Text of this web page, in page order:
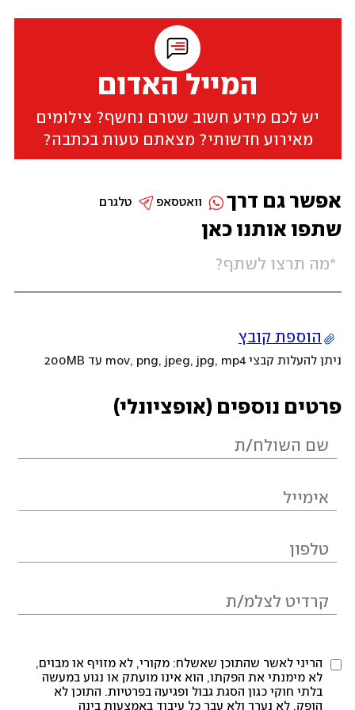
המייל האדום
יש לכם מידע חשוב שטרם נחשף? צילומים
מאירוע חדשותי? מצאתם טעות בכתבה?
שתפו אותנו כאן
הוספת קובץ
ניתן להעלות קבצי mov, png, jpeg, jpg, mp4 עד 200MB
פרטים נוספים (אופציונלי)
הריני לאשר שהתוכן שאשלח: מקורי, לא מזויף או מבוים,
לא מימנתי את הפקתו, הוא אינו מועתק או נגוע במעשה
בלתי חוקי כגון הסגת גבול ופגיעה בפרטיות. התוכן לא
הופק, לא נערך ולא עבר כל עיבוד באמצעות בינה
אפשר גם דרך טלגרם וואטסאפ